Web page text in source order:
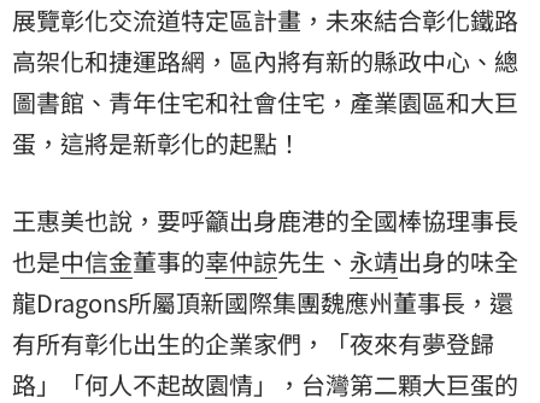
展覽彰化交流道特定區計畫，未來結合彰化鐵路
高架化和捷運路網，區內將有新的縣政中心、總
圖書館、青年住宅和社會住宅，產業園區和大巨
蛋，這將是新彰化的起點！
​王惠美也說，要呼籲出身鹿港的全國棒協理事長
也是中信金董事的辜仲諒先生、 永靖出身的味全
龍Dragons所屬頂新國際集團魏應州董事長，還
有所有彰化出生的企業家們，「夜來有夢登歸
路」「何人不起故園情」，台灣第二顆大巨蛋的